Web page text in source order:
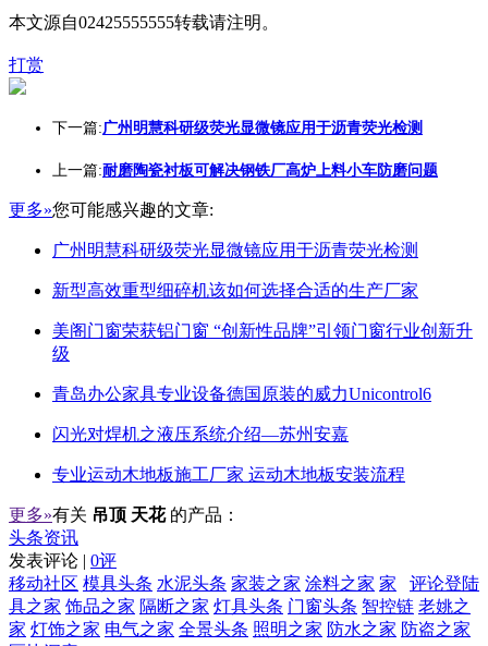
本文源自02425555555转载请注明。
打赏
下一篇:广州明慧科研级荧光显微镜应用于沥青荧光检测
上一篇:耐磨陶瓷衬板可解决钢铁厂高炉上料小车防磨问题
更多»您可能感兴趣的文章:
广州明慧科研级荧光显微镜应用于沥青荧光检测
新型高效重型细碎机该如何选择合适的生产厂家
美阁门窗荣获铝门窗 “创新性品牌”引领门窗行业创新升
级
青岛办公家具专业设备德国原装的威力Unicontrol6
闪光对焊机之液压系统介绍—苏州安嘉
专业运动木地板施工厂家 运动木地板安装流程
更多»有关 吊顶 天花 的产品：
头条资讯
发表评论 | 0评
评论登陆
移动社区 模具头条 水泥头条 家装之家 涂料之家 家
具之家 饰品之家 隔断之家 灯具头条 门窗头条 智控链 老姚之
家 灯饰之家 电气之家 全景头条 照明之家 防水之家 防盗之家